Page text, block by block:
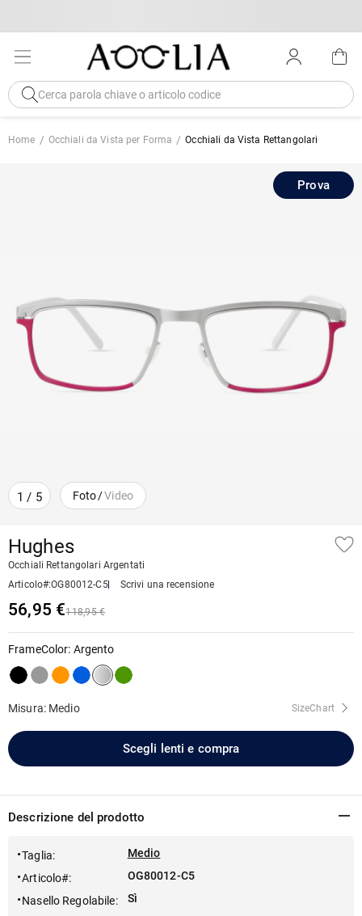
Home Occhiali da Vista per Forma Occhiali da Vista Rettangolari
1 / 5 Foto/Video
Prova
Hughes
Occhiali Rettangolari Argentati
Articolo#:OG80012-C5 Scrivi una recensione
56,95 €118,95 €
FrameColor: Argento
Misura: Medio SizeChart
Scegli lenti e compra
Descrizione del prodotto
Taglia:
Medio
Articolo#:
OG80012-C5
Nasello Regolabile:
Sì